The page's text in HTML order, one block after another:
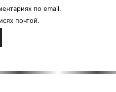
по email.
почтой.